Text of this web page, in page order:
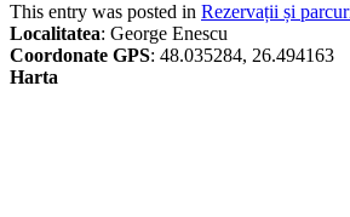
This entry was posted in Rezervații și
Localitatea: George Enescu
Coordonate GPS: 48.035284, 26.494163
Harta